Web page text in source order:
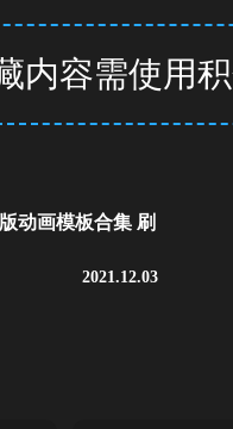
内容需使用
动画模板合集 刷
2021.12.03